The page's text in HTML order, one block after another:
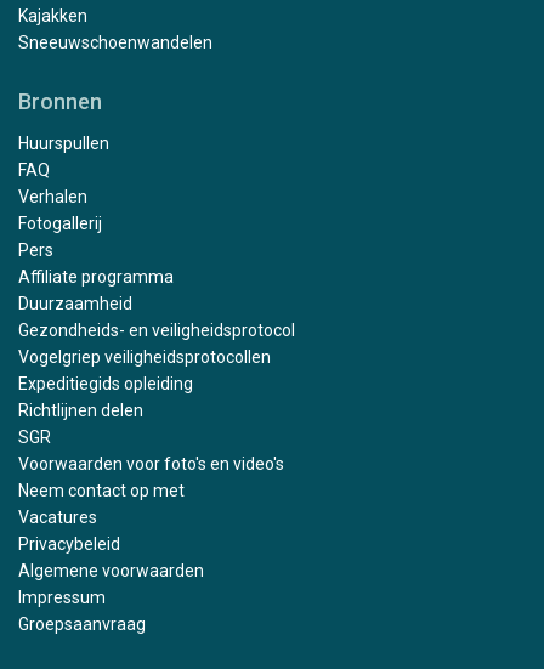
Kajakken
Sneeuwschoenwandelen
Bronnen
Huurspullen
FAQ
Verhalen
Fotogallerij
Pers
Affiliate programma
Duurzaamheid
Gezondheids- en veiligheidsprotocol
Vogelgriep veiligheidsprotocollen
Expeditiegids opleiding
Richtlijnen delen
SGR
Voorwaarden voor foto's en video's
Neem contact op met
Vacatures
Privacybeleid
Algemene voorwaarden
Impressum
Groepsaanvraag